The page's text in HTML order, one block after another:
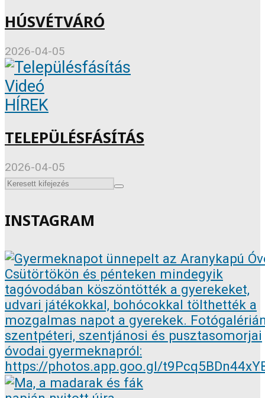
HÚSVÉTVÁRÓ
2026-04-05
Videó
HÍREK
TELEPÜLÉSFÁSÍTÁS
2026-04-05
INSTAGRAM